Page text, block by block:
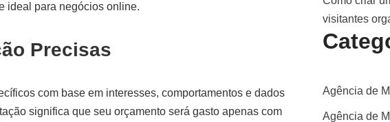
ideal para negócios online.
Precisas
com base em interesses, comportamentos e dados
significa que seu orçamento será gasto apenas com
visitantes
Agência de
Agência de